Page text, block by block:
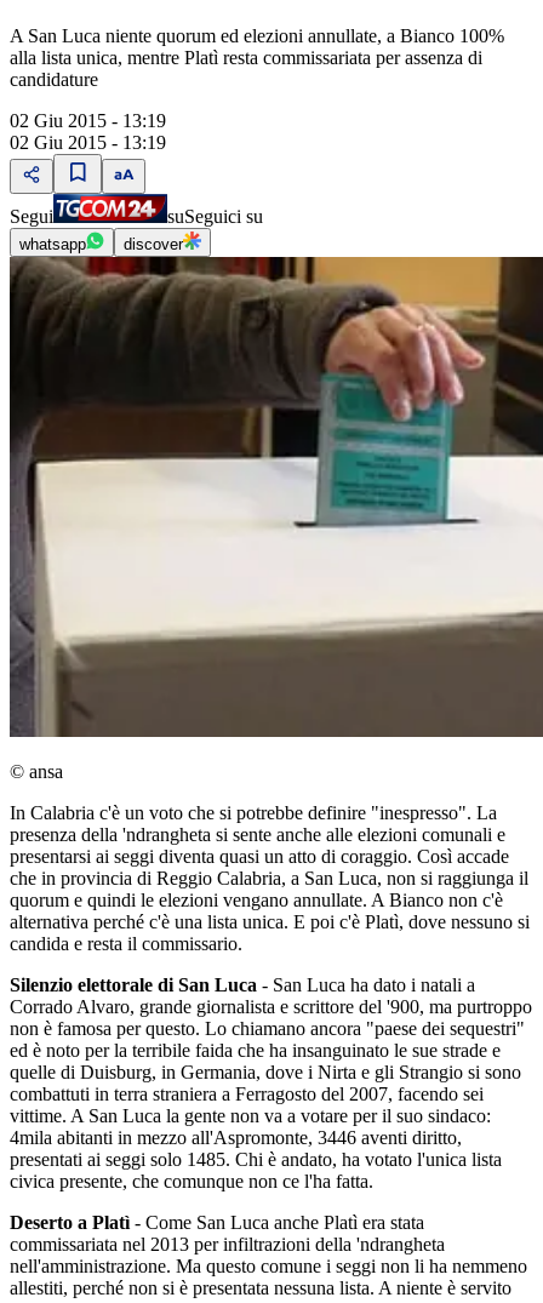
A San Luca niente quorum ed elezioni annullate, a Bianco 100%
alla lista unica, mentre Platì resta commissariata per assenza di
candidature
02 Giu 2015 - 13:19
02 Giu 2015 - 13:19
Segui suSeguici su
whatsapp discover
© ansa
In Calabria c'è un voto che si potrebbe definire "inespresso". La
presenza della 'ndrangheta si sente anche alle elezioni comunali e
presentarsi ai seggi diventa quasi un atto di coraggio. Così accade
che in provincia di Reggio Calabria, a San Luca, non si raggiunga il
quorum e quindi le elezioni vengano annullate. A Bianco non c'è
alternativa perché c'è una lista unica. E poi c'è Platì, dove nessuno si
candida e resta il commissario.
Silenzio elettorale di San Luca - San Luca ha dato i natali a
Corrado Alvaro, grande giornalista e scrittore del '900, ma purtroppo
non è famosa per questo. Lo chiamano ancora "paese dei sequestri"
ed è noto per la terribile faida che ha insanguinato le sue strade e
quelle di Duisburg, in Germania, dove i Nirta e gli Strangio si sono
combattuti in terra straniera a Ferragosto del 2007, facendo sei
vittime. A San Luca la gente non va a votare per il suo sindaco:
4mila abitanti in mezzo all'Aspromonte, 3446 aventi diritto,
presentati ai seggi solo 1485. Chi è andato, ha votato l'unica lista
civica presente, che comunque non ce l'ha fatta.
Deserto a Platì - Come San Luca anche Platì era stata
commissariata nel 2013 per infiltrazioni della 'ndrangheta
nell'amministrazione. Ma questo comune i seggi non li ha nemmeno
allestiti, perché non si è presentata nessuna lista. A niente è servito